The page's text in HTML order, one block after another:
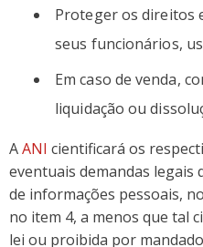
Proteger os direitos
seus funcionários,
Em caso de venda,
liquidação ou
AANI cientificará os
eventuais demandas legais
de informações pessoais,
no item 4, a menos que tal
lei ou proibida por